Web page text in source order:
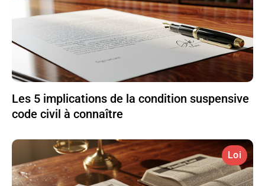
Les 5 implications de la condition suspensive
code civil à connaître
Loi